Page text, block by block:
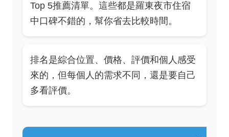
Top 5推薦清單。這些都是羅東夜市住宿
中口碑不錯的，幫你省去比較時間。
排名是綜合位置、價格、評價和個人感受
來的，但每個人的需求不同，還是要自己
多看評價。